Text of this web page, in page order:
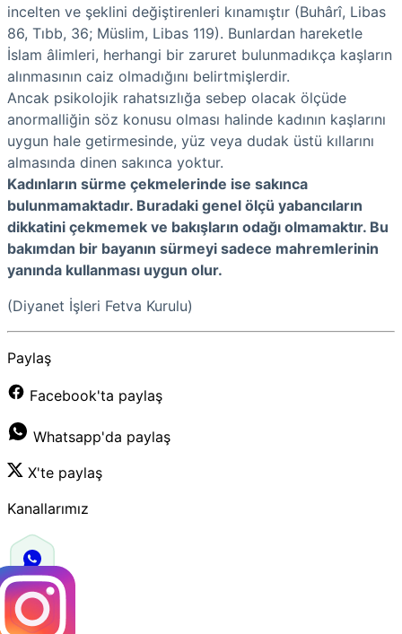
incelten ve şeklini değiştirenleri kınamıştır (Buhârî, Libas
86, Tıbb, 36; Müslim, Libas 119). Bunlardan hareketle
İslam âlimleri, herhangi bir zaruret bulunmadıkça kaşların
alınmasının caiz olmadığını belirtmişlerdir.
Ancak psikolojik rahatsızlığa sebep olacak ölçüde
anormalliğin söz konusu olması halinde kadının kaşlarını
uygun hale getirmesinde, yüz veya dudak üstü kıllarını
almasında dinen sakınca yoktur.
Kadınların sürme çekmelerinde ise sakınca
bulunmamaktadır. Buradaki genel ölçü yabancıların
dikkatini çekmemek ve bakışların odağı olmamaktır. Bu
bakımdan bir bayanın sürmeyi sadece mahremlerinin
yanında kullanması uygun olur.
(Diyanet İşleri Fetva Kurulu)
Paylaş
Facebook'ta paylaş
Whatsapp'da paylaş
X'te paylaş
Kanallarımız